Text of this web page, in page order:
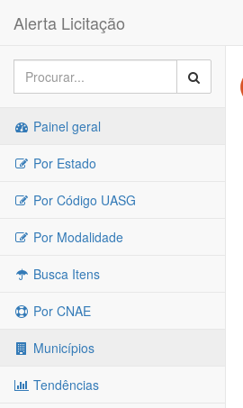
Alerta Licitação
Painel geral
Por Estado
Por Código UASG
Por Modalidade
Busca Itens
Por CNAE
Municípios
Tendências